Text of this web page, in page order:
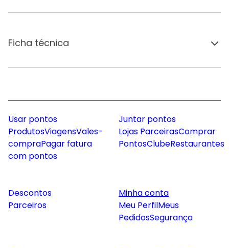
Ficha técnica
Usar pontos
ProdutosViagensVales-
compraPagar fatura
com pontos
Juntar pontos
Lojas ParceirasComprar
PontosClubeRestaurantes
Descontos
Parceiros
Minha conta
Meu PerfilMeus
PedidosSegurança